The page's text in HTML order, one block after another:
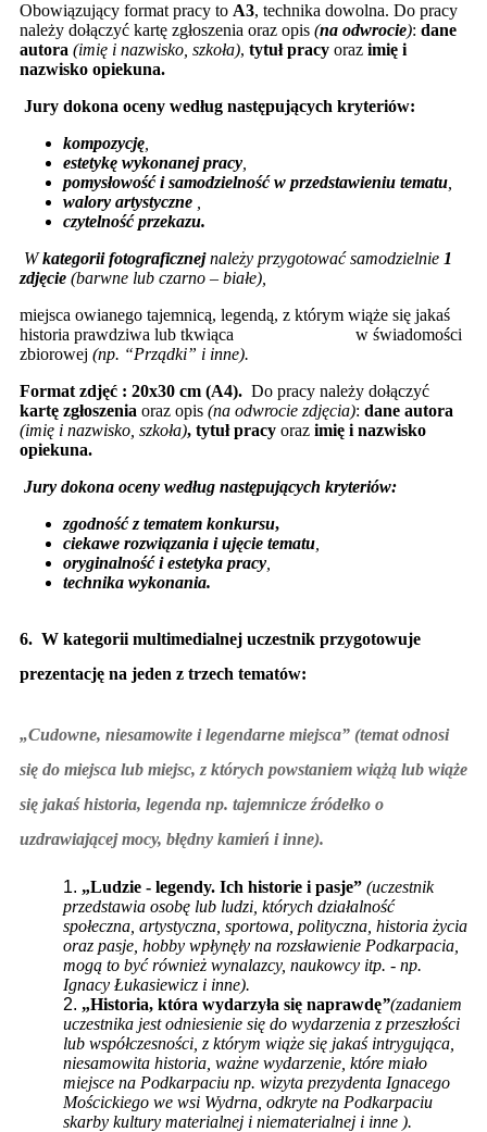
Obowiązujący format pracy to A3, technika dowolna. Do pracy
należy dołączyć kartę zgłoszenia oraz opis (na odwrocie): dane
autora (imię i nazwisko, szkoła), tytuł pracy oraz imię i
nazwisko opiekuna.
Jury dokona oceny według następujących kryteriów:
kompozycję
estetykę wykonanej pracy
pomysłowość i samodzielność w przedstawieniu tematu
walory artystyczne
czytelność przekazu.
Wkategorii fotograficznejnależy przygotować samodzielnie 1
zdjęcie (barwne lub czarno – białe)
miejsca owianego tajemnicą, legendą, z którym wiąże się jakaś
historia prawdziwa lub tkwiąca w świadomości
zbiorowej (np. “Prządki” i inne).
Format zdjęć : 20x30 cm (A4). Do pracy należy dołączyć
kartę zgłoszenia oraz opis (na odwrocie zdjęcia): dane autora
(imię i nazwisko, szkoła), tytuł pracy oraz imię i nazwisko
opiekuna.
Jury dokona oceny według następujących kryteriów:
zgodność z tematem konkursu,
ciekawe rozwiązania i ujęcie tematu
oryginalność i estetyka pracy
technika wykonania.
6. W kategorii multimedialnej uczestnik przygotowuje
prezentację na jeden z trzech tematów:
„Cudowne, niesamowite i legendarne miejsca” (temat odnosi
się do miejsca lub miejsc, z których powstaniem wiążą lub wiąże
się jakaś historia, legenda np. tajemnicze źródełko o
uzdrawiającej mocy, błędny kamień i inne).
„Ludzie - legendy. Ich historie i pasje” (uczestnik
przedstawia osobę lub ludzi, których działalność
społeczna, artystyczna, sportowa, polityczna, historia życia
oraz pasje, hobby wpłynęły na rozsławienie Podkarpacia,
mogą to być również wynalazcy, naukowcy itp. - np.
Ignacy Łukasiewicz i inne).
„Historia, która wydarzyła się naprawdę”(zadaniem
uczestnika jest odniesienie się do wydarzenia z przeszłości
lub współczesności, z którym wiąże się jakaś intrygująca,
niesamowita historia, ważne wydarzenie, które miało
miejsce na Podkarpaciu np. wizyta prezydenta Ignacego
Mościckiego we wsi Wydrna, odkryte na Podkarpaciu
skarby kultury materialnej i niematerialnej i inne ).